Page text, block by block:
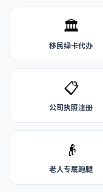
🏛️
移民绿卡代办
📋
公司执照注册
👴
老人专属跑腿